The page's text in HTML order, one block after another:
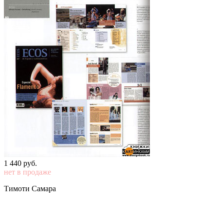
1 440 pуб.
нет в продаже
Тимоти Самара